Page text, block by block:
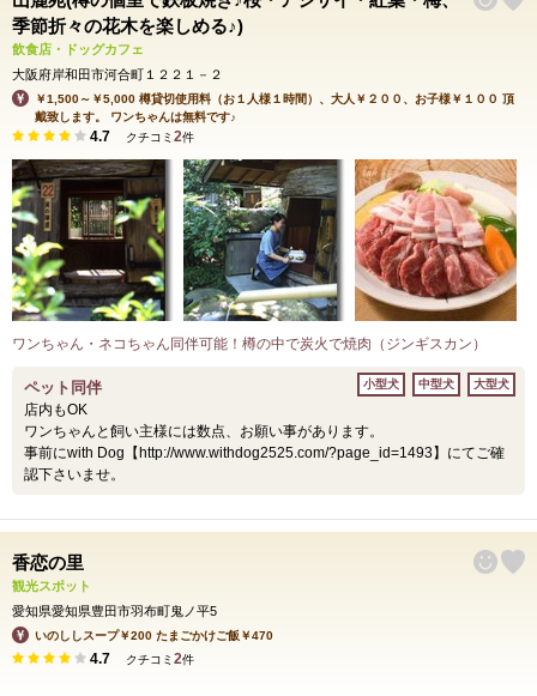
季節折々の花木を楽しめる♪)
飲食店・ドッグカフェ
大阪府岸和田市河合町１２２１－２
￥1,500～￥5,000 樽貸切使用料（お１人様１時間）、大人￥２００、お子様￥１００ 頂
戴致します。 ワンちゃんは無料です♪
4.7 クチコミ 2件
ワンちゃん・ネコちゃん同伴可能！樽の中で炭火で焼肉（ジンギスカン）
ペット同伴
店内もOK
ワンちゃんと飼い主様には数点、お願い事があります。
事前にwith Dog【http://www.withdog2525.com/?page_id=1493】にてご確
認下さいませ。
小型犬 中型犬 大型犬
香恋の里
観光スポット
愛知県愛知県豊田市羽布町鬼ノ平5
いのししスープ￥200 たまごかけご飯￥470
4.7 クチコミ 2件